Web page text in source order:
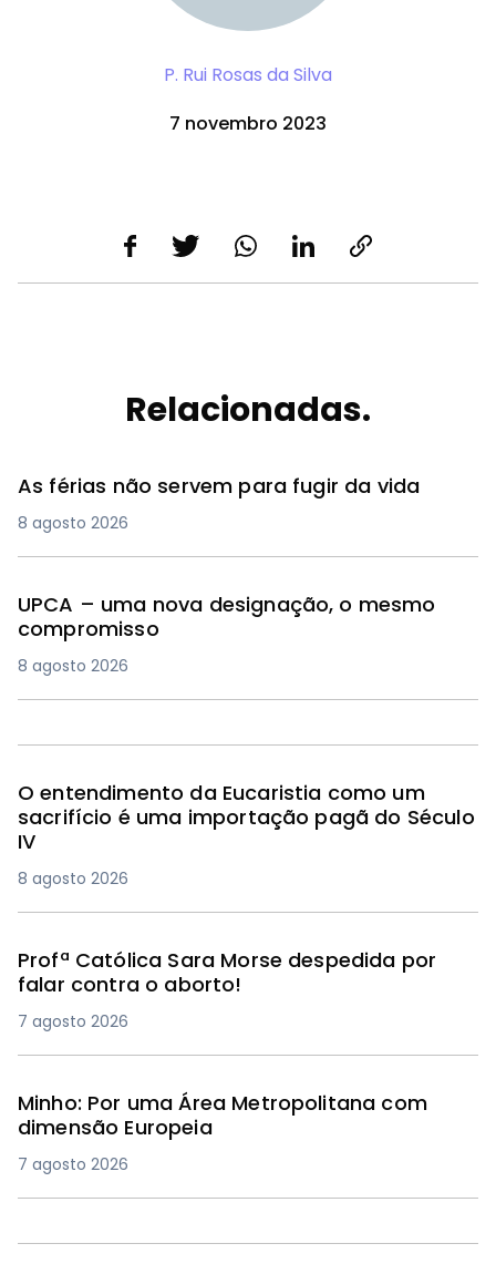
P. Rui Rosas da Silva
7 novembro 2023
Relacionadas.
As férias não servem para fugir da vida
8 agosto 2026
UPCA – uma nova designação, o mesmo
compromisso
8 agosto 2026
O entendimento da Eucaristia como um
sacrifício é uma importação pagã do Século
IV
8 agosto 2026
Profª Católica Sara Morse despedida por
falar contra o aborto!
7 agosto 2026
Minho: Por uma Área Metropolitana com
dimensão Europeia
7 agosto 2026